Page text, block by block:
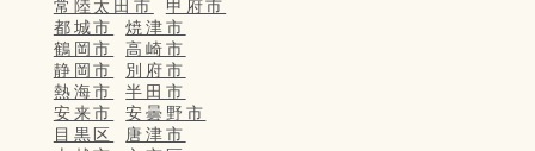
常陸太田市
甲府市
都城市
焼津市
鶴岡市
高崎市
静岡市
別府市
熱海市
半田市
安来市
安曇野市
目黒区
唐津市